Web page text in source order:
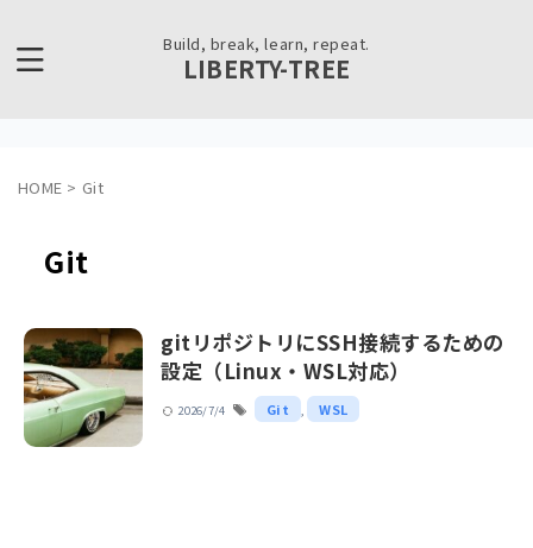
Build, break, learn, repeat.
LIBERTY-TREE
HOME > Git
Git
gitリポジトリにSSH接続するための
設定（Linux・WSL対応）
2026/7/4 Git , WSL